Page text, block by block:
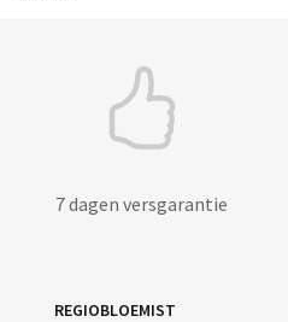
7 dagen versgarantie
REGIOBLOEMIST